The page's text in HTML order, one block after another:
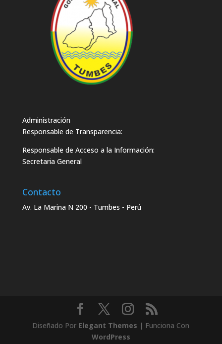
Administración
Responsable de Transparencia:
Responsable de Acceso a la Información:
Secretaria General
Contacto
Av. La Marina N 200 - Tumbes - Perú
Diseñado Por Elegant Themes | Funciona Con
WordPress